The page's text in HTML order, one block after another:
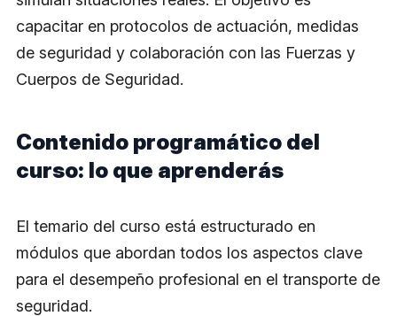
capacitar en protocolos de actuación, medidas
de seguridad y colaboración con las Fuerzas y
Cuerpos de Seguridad.
Contenido programático del
curso: lo que aprenderás
El temario del curso está estructurado en
módulos que abordan todos los aspectos clave
para el desempeño profesional en el transporte de
seguridad.